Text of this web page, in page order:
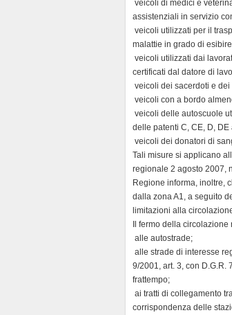
 veicoli di medici e
assistenziali in servizio
 veicoli utilizzati per il
malattie in grado di
 veicoli utilizzati dai
certificati dal datore di
 veicoli dei sacerdoti e
 veicoli con a bordo
 veicoli delle autoscuole
delle patenti C, CE, D,
 veicoli dei donatori di
Tali misure si applicano
regionale 2 agosto 2007,
Regione informa, inoltre,
dalla zona A1, a seguito
limitazioni alla
Il fermo della circolazione
 alle autostrade;
 alle strade di interesse
9/2001, art. 3, con D.G.R.
frattempo;
 ai tratti di collegamento
corrispondenza delle